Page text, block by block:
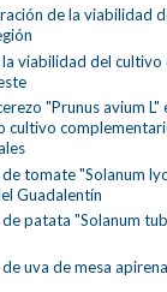
de la viabilidad
viabilidad del cultivo
"Prunus avium L"
cultivo
tomate "Solanum
Guadalentín
patata "Solanum
uva de mesa